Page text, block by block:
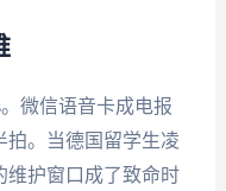
微信语音卡成电报
拍。当德国留学生凌
维护窗口成了致命时